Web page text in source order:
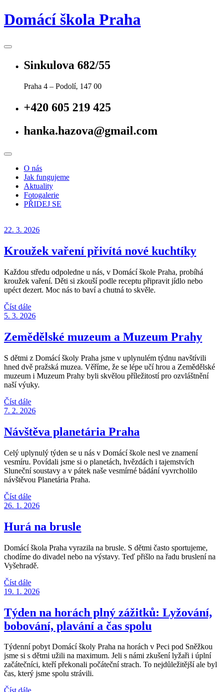
Skip
to
Domácí škola Praha
Sinkulova 682/55
Praha 4 – Podolí, 147 00
+420 605 219 425
hanka.hazova@gmail.com
O nás
Jak fungujeme
Aktuality
Fotogalerie
PŘIDEJ SE
22. 3. 2026
Kroužek vaření přivítá nové kuchtíky
Každou středu odpoledne u nás, v Domácí škole Praha, probíhá
kroužek vaření. Děti si zkouší podle receptu připravit jídlo nebo
upéct dezert. Moc nás to baví a chutná to skvěle.
Číst dále
5. 3. 2026
Zemědělské muzeum a Muzeum Prahy
S dětmi z Domácí školy Praha jsme v uplynulém týdnu navštívili
hned dvě pražská muzea. Věříme, že se lépe učí hrou a Zemědělské
muzeum i Muzeum Prahy byli skvělou příležitostí pro ozvláštnění
naší výuky.
Číst dále
7. 2. 2026
Návštěva planetária Praha
Celý uplynulý týden se u nás v Domácí škole nesl ve znamení
vesmíru. Povídali jsme si o planetách, hvězdách i tajemstvích
Sluneční soustavy a v pátek naše vesmírné bádání vyvrcholilo
návštěvou Planetária Praha.
Číst dále
26. 1. 2026
Hurá na brusle
Domácí škola Praha vyrazila na brusle. S dětmi často sportujeme,
chodíme do divadel nebo na výstavy. Teď přišlo na řadu bruslení na
Vyšehradě.
Číst dále
19. 1. 2026
Týden na horách plný zážitků: Lyžování,
bobování, plavání a čas spolu
Týdenní pobyt Domácí školy Praha na horách v Peci pod Sněžkou
jsme si s dětmi užili na maximum. Jeli s námi zkušení lyžaři i úplní
začátečníci, kteří překonali počáteční strach. To nejdůležitější ale byl
čas, který jsme spolu strávili.